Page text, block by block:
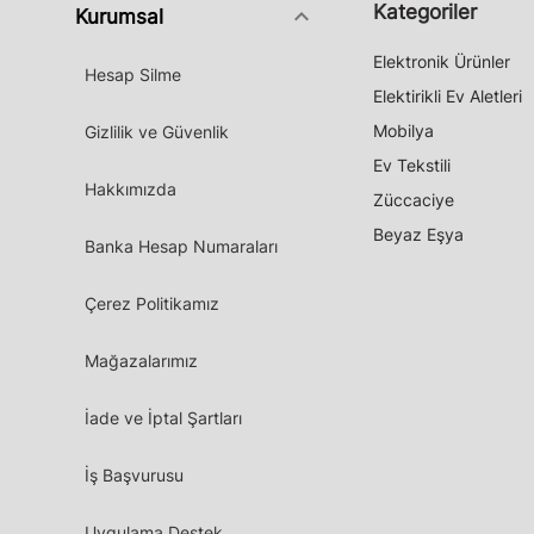
Kurumsal keyboard_arrow_down
Hesap Silme
Gizlilik ve Güvenlik
Hakkımızda
Banka Hesap Numaraları
Çerez Politikamız
Mağazalarımız
İade ve İptal Şartları
İş Başvurusu
Kategoriler
Elektronik Ürünler
Elektirikli Ev Aletleri
Mobilya
Ev Tekstili
Züccaciye
Beyaz Eşya